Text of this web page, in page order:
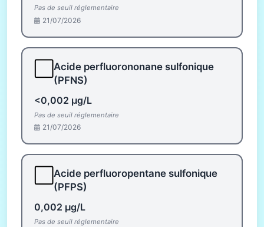
Pas de seuil réglementaire
21/07/2026
Acide perfluorononane sulfonique
(PFNS)
<0,002 µg/L
Pas de seuil réglementaire
21/07/2026
Acide perfluoropentane sulfonique
(PFPS)
0,002 µg/L
Pas de seuil réglementaire